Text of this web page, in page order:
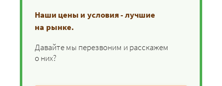
Наши цены и условия - лучшие
на рынке.
Давайте мы перезвоним и расскажем
о них?